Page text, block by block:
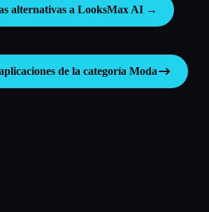
alternativas a LooksMax AI →
de la categoría Moda